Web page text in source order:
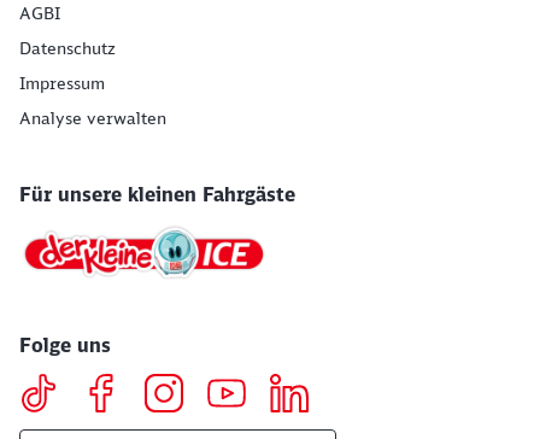
AGBI
Datenschutz
Impressum
Analyse verwalten
Für unsere kleinen Fahrgäste
Folge uns